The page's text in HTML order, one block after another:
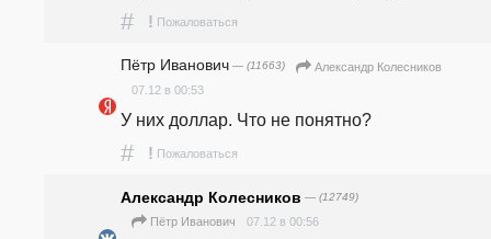
# ! Пожаловаться
Пётр Иванович — (11663)
Александр Колесников
07.12 в 00:53
У них доллар. Что не понятно?
# ! Пожаловаться
Александр Колесников — (12749)
Пётр Иванович 07.12 в 00:56